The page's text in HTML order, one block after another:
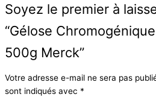
Soyez le premier à
“Gélose
500g Merck”
Votre adresse e-mail ne sera pas
sont indiqués avec *